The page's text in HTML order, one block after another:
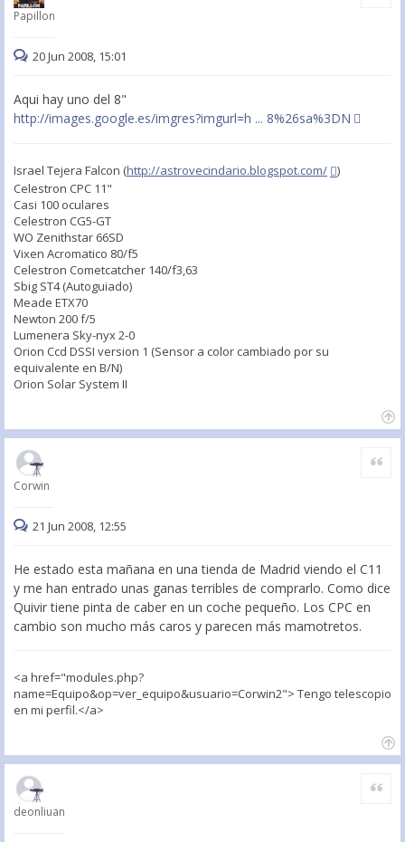
Papillon
20 Jun 2008, 15:01
Aqui hay uno del 8"
http://images.google.es/imgres?imgurl=h ... 8%26sa%3DN
Israel Tejera Falcon (http://astrovecindario.blogspot.com/
)
Celestron CPC 11"
Casi 100 oculares
Celestron CG5-GT
WO Zenithstar 66SD
Vixen Acromatico 80/f5
Celestron Cometcatcher 140/f3,63
Sbig ST4 (Autoguiado)
Meade ETX70
Newton 200 f/5
Lumenera Sky-nyx 2-0
Orion Ccd DSSI version 1 (Sensor a color cambiado por su
equivalente en B/N)
Orion Solar System II
Corwin
Citar
21 Jun 2008, 12:55
He estado esta mañana en una tienda de Madrid viendo el C11
y me han entrado unas ganas terribles de comprarlo. Como dice
Quivir tiene pinta de caber en un coche pequeño. Los CPC en
cambio son mucho más caros y parecen más mamotretos.
<a href="modules.php?
name=Equipo&op=ver_equipo&usuario=Corwin2"> Tengo telescopio
en mi perfil.</a>
deonliuan
Citar